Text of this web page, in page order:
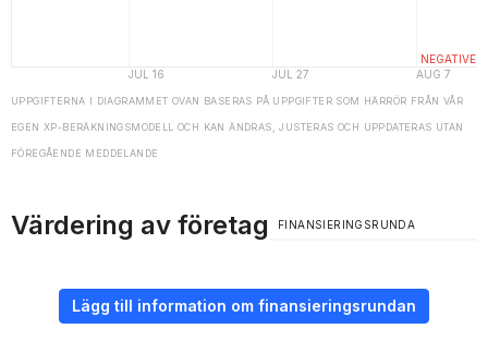
UPPGIFTERNA I DIAGRAMMET OVAN BASERAS PÅ UPPGIFTER SOM HÄRRÖR FRÅN VÅR
EGEN XP-BERÄKNINGSMODELL OCH KAN ÄNDRAS, JUSTERAS OCH UPPDATERAS UTAN
FÖREGÅENDE MEDDELANDE
Värdering av företag FINANSIERINGSRUNDA
Lägg till information om finansieringsrundan